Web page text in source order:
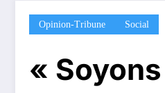
Opinion-Tribune Social
«